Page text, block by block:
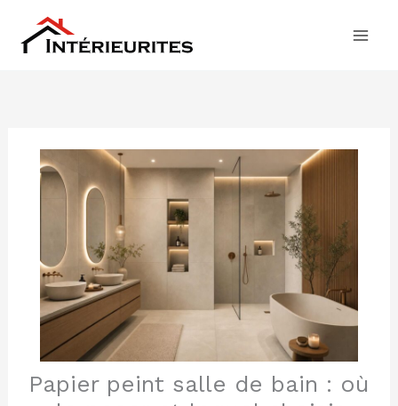
contenu
Papier peint salle de bain : où